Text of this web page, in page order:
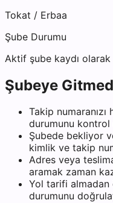
Tokat / Erbaa
Şube Durumu
Aktif şube kaydı
Şubeye
Takip
durumunu kontrol
Şubede bekliyor
kimlik ve takip
Adres veya
aramak zaman
Yol tarifi almadan
durumunu